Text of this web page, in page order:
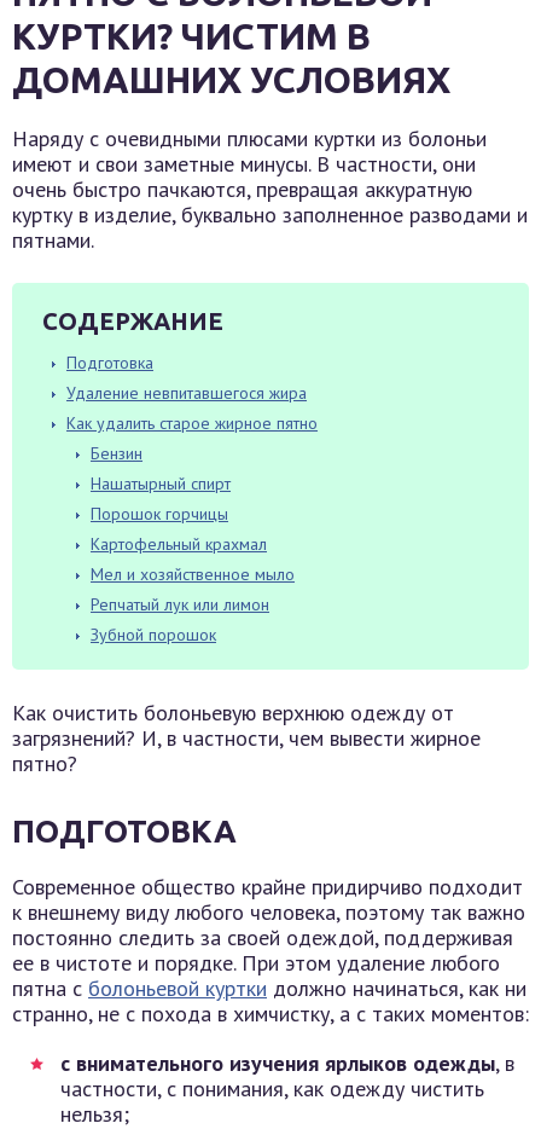
КУРТКИ? ЧИСТИМ В
ДОМАШНИХ УСЛОВИЯХ
Наряду с очевидными плюсами куртки из болоньи
имеют и свои заметные минусы. В частности, они
очень быстро пачкаются, превращая аккуратную
куртку в изделие, буквально заполненное разводами и
пятнами.
СОДЕРЖАНИЕ
Подготовка
Удаление невпитавшегося жира
Как удалить старое жирное пятно
Бензин
Нашатырный спирт
Порошок горчицы
Картофельный крахмал
Мел и хозяйственное мыло
Репчатый лук или лимон
Зубной порошок
Как очистить болоньевую верхнюю одежду от
загрязнений? И, в частности, чем вывести жирное
пятно?
ПОДГОТОВКА
Современное общество крайне придирчиво подходит
к внешнему виду любого человека, поэтому так важно
постоянно следить за своей одеждой, поддерживая
ее в чистоте и порядке. При этом удаление любого
пятна с болоньевой куртки должно начинаться, как ни
странно, не с похода в химчистку, а с таких моментов:
с внимательного изучения ярлыков одежды, в
частности, с понимания, как одежду чистить
нельзя;